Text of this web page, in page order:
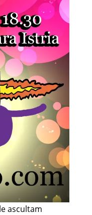
ascultam